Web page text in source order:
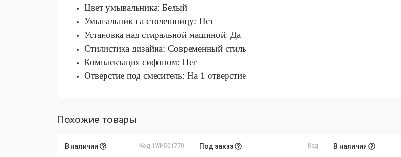
Цвет умывальника: Белый
Умывальник на столешницу: Нет
Установка над стиральной машиной: Да
Стилистика дизайна: Современный стиль
Комплектация сифоном: Нет
Отверстие под смеситель: На 1 отверстие
Похожие товары
В наличии Код 1WH501770 Под заказ Код В наличии